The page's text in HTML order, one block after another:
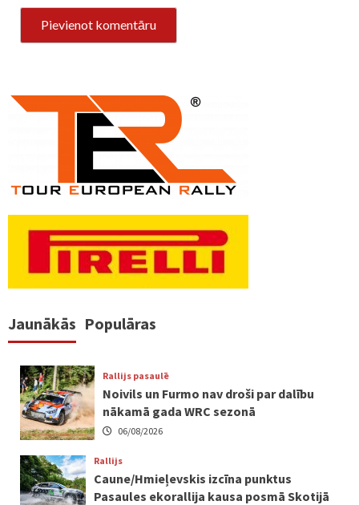
Jaunākās Populāras
Rallijs pasaulē
Noivils un Furmo nav droši par dalību
nākamā gada WRC sezonā
06/08/2026
Rallijs
Caune/Hmieļevskis izcīna punktus
Pasaules ekorallija kausa posmā Skotijā